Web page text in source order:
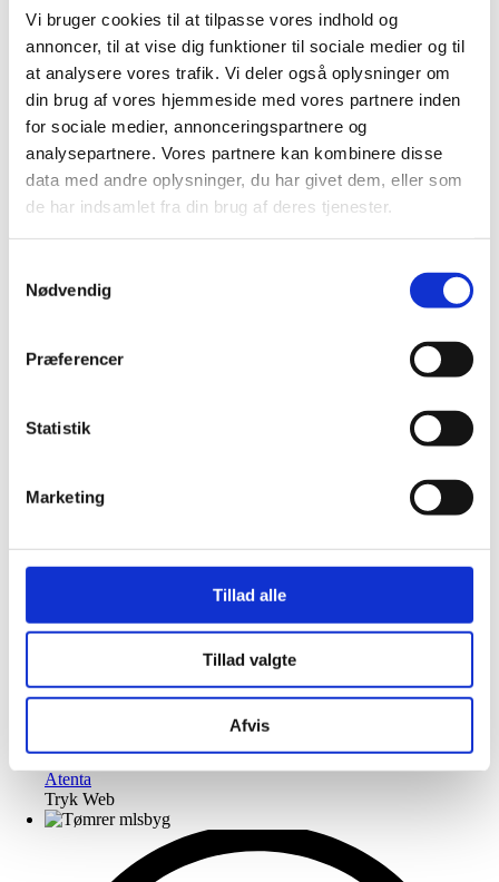
Vi bruger cookies til at tilpasse vores indhold og
annoncer, til at vise dig funktioner til sociale medier og til
at analysere vores trafik. Vi deler også oplysninger om
din brug af vores hjemmeside med vores partnere inden
for sociale medier, annonceringspartnere og
analysepartnere. Vores partnere kan kombinere disse
data med andre oplysninger, du har givet dem, eller som
de har indsamlet fra din brug af deres tjenester.
Nødvendig
Præferencer
Statistik
Marketing
Tillad alle
Tillad valgte
Afvis
Tryk
Atenta
Tryk Web